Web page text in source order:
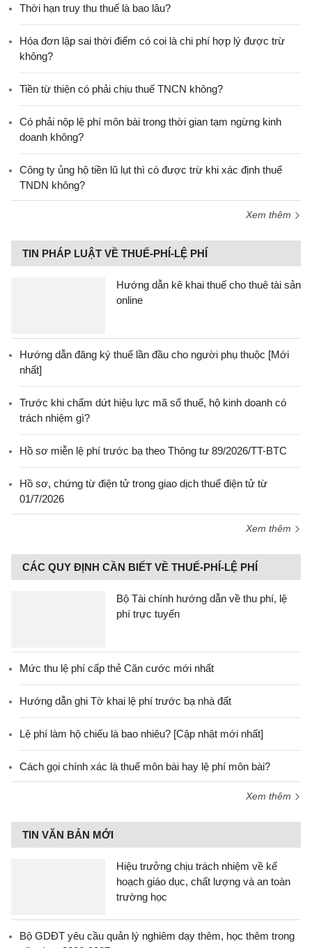
Thời hạn truy thu thuế là bao lâu?
Hóa đơn lập sai thời điểm có coi là chi phí hợp lý được trừ
không?
Tiền từ thiện có phải chịu thuế TNCN không?
Có phải nộp lệ phí môn bài trong thời gian tạm ngừng kinh
doanh không?
Công ty ủng hộ tiền lũ lụt thì có được trừ khi xác định thuế
TNDN không?
Xem thêm
TIN PHÁP LUẬT VỀ THUẾ-PHÍ-LỆ PHÍ
Hướng dẫn kê khai thuế cho thuê tài sản
online
Hướng dẫn đăng ký thuế lần đầu cho người phụ thuộc [Mới
nhất]
Trước khi chấm dứt hiệu lực mã số thuế, hộ kinh doanh có
trách nhiệm gì?
Hồ sơ miễn lệ phí trước bạ theo Thông tư 89/2026/TT-BTC
Hồ sơ, chứng từ điện tử trong giao dịch thuế điện tử từ
01/7/2026
Xem thêm
CÁC QUY ĐỊNH CẦN BIẾT VỀ THUẾ-PHÍ-LỆ PHÍ
Bộ Tài chính hướng dẫn về thu phí, lệ
phí trực tuyến
Mức thu lệ phí cấp thẻ Căn cước mới nhất
Hướng dẫn ghi Tờ khai lệ phí trước bạ nhà đất
Lệ phí làm hộ chiếu là bao nhiêu? [Cập nhật mới nhất]
Cách gọi chính xác là thuế môn bài hay lệ phí môn bài?
Xem thêm
TIN VĂN BẢN MỚI
Hiệu trưởng chịu trách nhiệm về kế
hoạch giáo dục, chất lượng và an toàn
trường học
Bộ GDĐT yêu cầu quản lý nghiêm dạy thêm, học thêm trong